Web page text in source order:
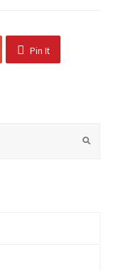
Pin It
Submit